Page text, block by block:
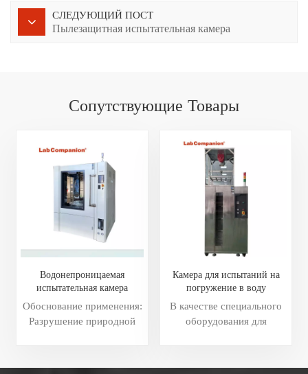
СЛЕДУЮЩИЙ ПОСТ
Пылезащитная испытательная камера
Сопутствующие Товары
Водонепроницаемая
испытательная камера
Обоснование применения:
Разрушение природной
и материалах ежегодно
Камера для испытаний на
погружение в воду
В качестве специального
оборудования для
продукта в воде продукт